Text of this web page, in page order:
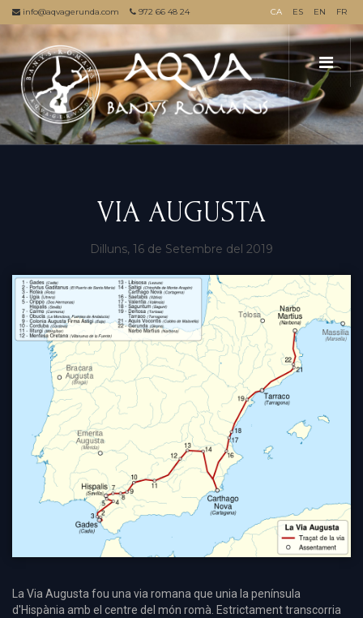
info@aqvagerunda.com 972 66 48 24 CA ES EN FR
VIA AUGUSTA
Dilluns, 16 de Setembre del 2019
La Via Augusta fou una via romana que unia la península
d'Hispània amb el centre del món romà. Estrictament transcorria